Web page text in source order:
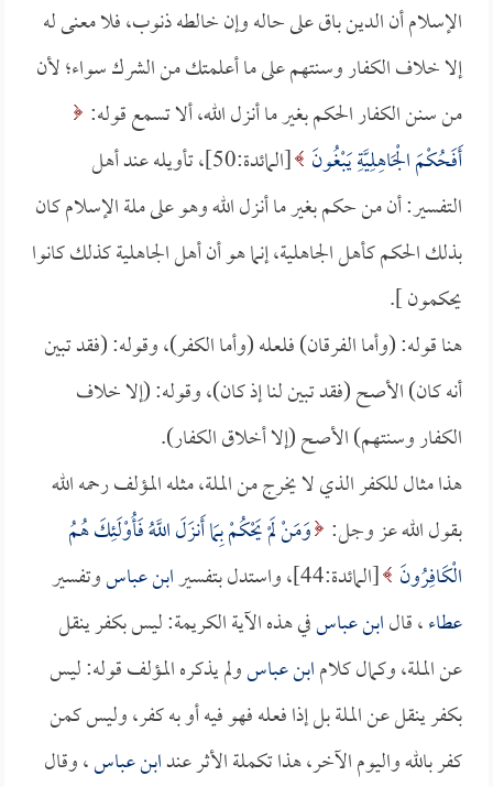
الإسلام أن الدين باق على حاله وإن خالطه ذنوب، فلا معنى له
إلا خلاف الكفار وسنتهم على ما أعلمتك من الشرك سواء؛ لأن
من سنن الكفار الحكم بغير ما أنزل الله، ألا تسمع قوله:
أَفَحُكْمَ الْجَاهِلِيَّةِ يَبْغُونَ
[المائدة:50]، تأويله عند أهل
التفسير: أن من حكم بغير ما أنزل الله وهو على ملة الإسلام كان
بذلك الحكم كأهل الجاهلية، إنما هو أن أهل الجاهلية كذلك كانوا
يحكمون ].
هنا قوله: (وأما الفرقان) فلعله (وأما الكفر)، وقوله: (فقد تبين
أنه كان) الأصح (فقد تبين لنا إذ كان)، وقوله: (إلا خلاف
الكفار وسنتهم) الأصح (إلا أخلاق الكفار).
هذا مثال للكفر الذي لا يخرج من الملة، مثله المؤلف رحمه الله
بقول الله عز وجل: وَمَنْ لَمْ يَحْكُمْ بِمَا أَنزَلَ اللَّهُ فَأُوْلَئِكَ هُمُ
الْكَافِرُونَ [المائدة:44]، واستدل بتفسير ابن عباسوتفسير
عطاء، قالابن عباسفي هذه الآية الكريمة: ليس بكفر ينقل
عن الملة، وكمال كلامابن عباسولم يذكره المؤلف قوله: ليس
بكفر ينقل عن الملة بل إذا فعله فهو فيه أو به كفر، وليس كمن
كفر بالله واليوم الآخر، هذا تكملة الأثر عندابن عباس، وقال